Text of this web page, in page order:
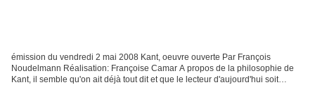
émission du vendredi 2 mai 2008 Kant, oeuvre ouverte Par François
Noudelmann Réalisation: Françoise Camar A propos de la philosophie de
Kant, il semble qu'on ait déjà tout dit et que le lecteur d'aujourd'hui soit